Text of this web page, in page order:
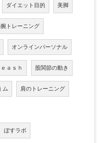
ダイエット目的 美脚
トレーニング
オンラインパーソナル
ａｓｈ 股関節の動き
ム 肩のトレーニング
ぽすラボ